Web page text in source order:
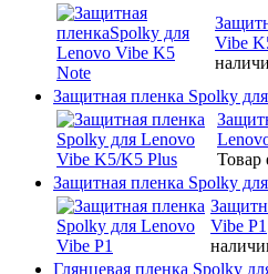
Vibe
Защитная пленка Spolky
Товар
Защитная пленка Spolky
Vibe P1
Глянцевая пленка Spolky